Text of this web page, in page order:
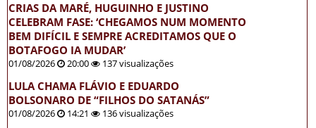
CRIAS DA MARÉ, HUGUINHO E JUSTINO
CELEBRAM FASE: ‘CHEGAMOS NUM MOMENTO
BEM DIFÍCIL E SEMPRE ACREDITAMOS QUE O
BOTAFOGO IA MUDAR’
01/08/2026 20:00 137 visualizações
LULA CHAMA FLÁVIO E EDUARDO
BOLSONARO DE “FILHOS DO SATANÁS”
01/08/2026 14:21 136 visualizações